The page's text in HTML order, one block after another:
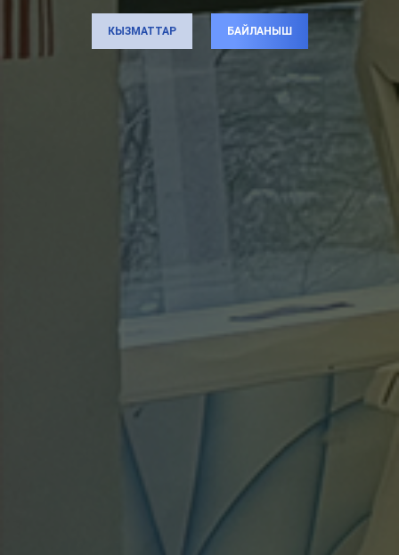
КЫЗМАТТАР БАЙЛАНЫШ